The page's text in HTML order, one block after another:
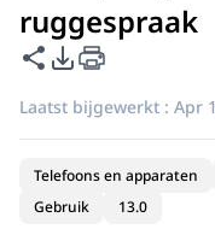
ruggespraak
Deze pagina delen
Opties voor
Laatst bijgewerkt : Apr
Telefoons en apparaten
Gebruik
13.0